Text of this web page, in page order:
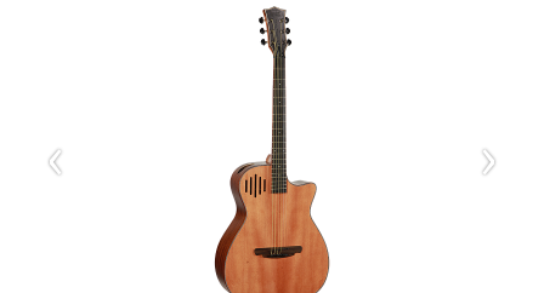
‹ ›